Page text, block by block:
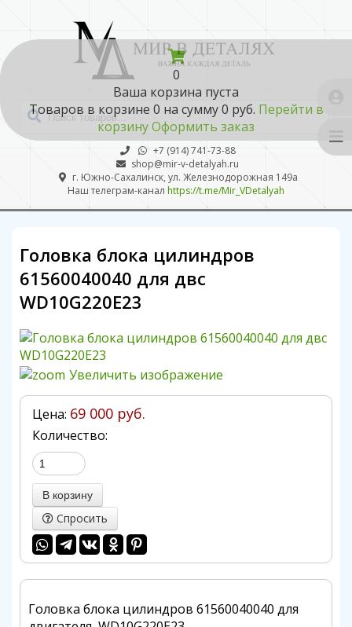
0
Ваша корзина пуста
Товаров в корзине 0 на сумму0 руб. Перейти в
корзинуОформить заказ
+7 (914) 741-73-88
shop@mir-v-detalyah.ru
г. Южно-Сахалинск, ул. Железнодорожная 149а
Наш телеграм-канал https://t.me/Mir_VDetalyah
Головка блока цилиндров
61560040040 для двс
WD10G220E23
Увеличить изображение
Цена: 69 000 руб.
Количество:
Спросить
Головка блока цилиндров 61560040040 для